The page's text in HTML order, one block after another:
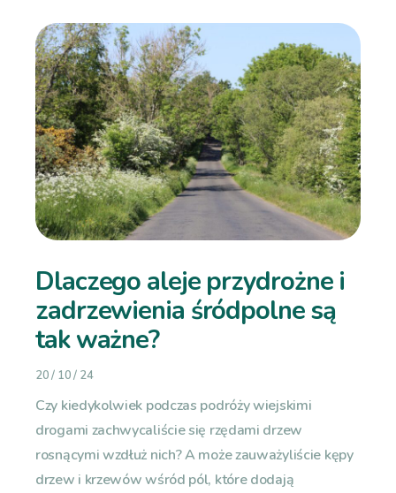
Dlaczego aleje przydrożne i
zadrzewienia śródpolne są
tak ważne?
20 / 10 / 24
Czy kiedykolwiek podczas podróży wiejskimi
drogami zachwycaliście się rzędami drzew
rosnącymi wzdłuż nich? A może zauważyliście kępy
drzew i krzewów wśród pól, które dodają